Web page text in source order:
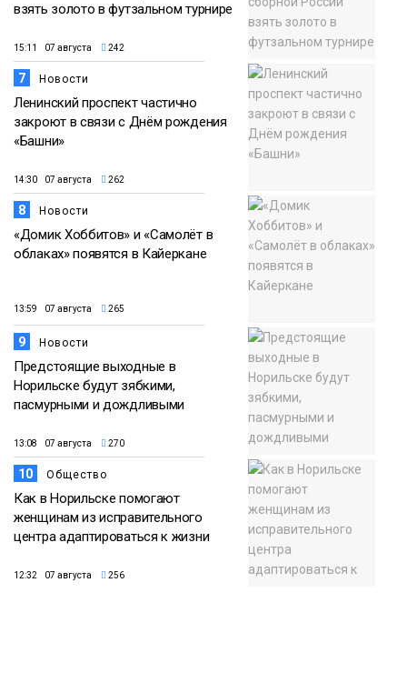
взять золото в футзальном турнире
15:11 07 августа 242
7 Новости
Ленинский проспект частично
закроют в связи с Днём рождения
«Башни»
14:30 07 августа 262
8 Новости
«Домик Хоббитов» и «Самолёт в
облаках» появятся в Кайеркане
13:59 07 августа 265
9 Новости
Предстоящие выходные в
Норильске будут зябкими,
пасмурными и дождливыми
13:08 07 августа 270
10 Общество
Как в Норильске помогают
женщинам из исправительного
центра адаптироваться к жизни
12:32 07 августа 256